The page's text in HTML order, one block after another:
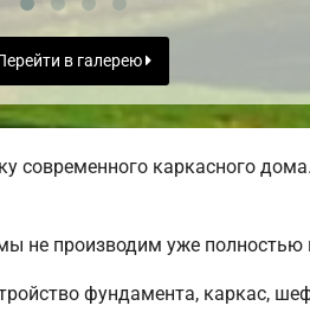
в галерею
современного каркасного
не производим уже
фундамента, каркас,